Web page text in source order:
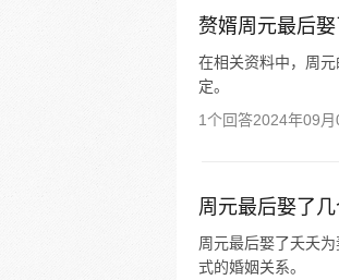
赘婿周元最后
在相关资料中，周
定。
1个回答2024年09
周元最后娶了
周元最后娶了夭夭
式的婚姻关系。